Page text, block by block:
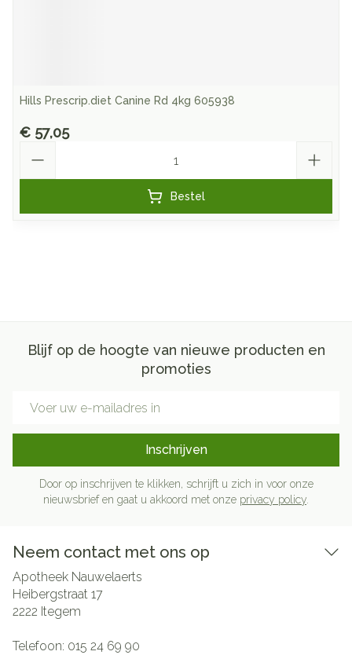
Hills Prescrip.diet Canine Rd 4kg 605938
€ 57,05
Bestel
Blijf op de hoogte van nieuwe producten en
promoties
Inschrijven
Door op inschrijven te klikken, schrijft u zich in voor onze
nieuwsbrief en gaat u akkoord met onze privacy policy
Neem contact met ons op
Apotheek Nauwelaerts
Heibergstraat 17
2222 Itegem
Telefoon: 015 24 69 90